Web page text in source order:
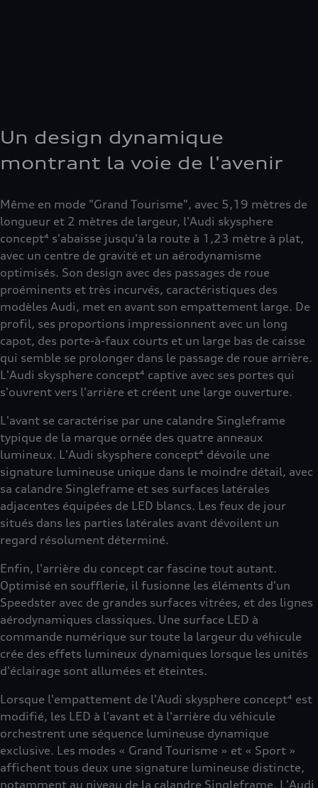
Un design dynamique
montrant la voie de l'avenir
Même en mode "Grand Tourisme", avec 5,19 mètres de
longueur et 2 mètres de largeur, l'Audi skysphere
concept⁴ s'abaisse jusqu'à la route à 1,23 mètre à plat,
avec un centre de gravité et un aérodynamisme
optimisés. Son design avec des passages de roue
proéminents et très incurvés, caractéristiques des
modèles Audi, met en avant son empattement large. De
profil, ses proportions impressionnent avec un long
capot, des porte-à-faux courts et un large bas de caisse
qui semble se prolonger dans le passage de roue arrière.
L'Audi skysphere concept⁴ captive avec ses portes qui
s'ouvrent vers l'arrière et créent une large ouverture.
L'avant se caractérise par une calandre Singleframe
typique de la marque ornée des quatre anneaux
lumineux. L'Audi skysphere concept⁴ dévoile une
signature lumineuse unique dans le moindre détail, avec
sa calandre Singleframe et ses surfaces latérales
adjacentes équipées de LED blancs. Les feux de jour
situés dans les parties latérales avant dévoilent un
regard résolument déterminé.
Enfin, l'arrière du concept car fascine tout autant.
Optimisé en soufflerie, il fusionne les éléments d'un
Speedster avec de grandes surfaces vitrées, et des lignes
aérodynamiques classiques. Une surface LED à
commande numérique sur toute la largeur du véhicule
crée des effets lumineux dynamiques lorsque les unités
d'éclairage sont allumées et éteintes.
Lorsque l'empattement de l'Audi skysphere concept⁴ est
modifié, les LED à l'avant et à l'arrière du véhicule
orchestrent une séquence lumineuse dynamique
exclusive. Les modes « Grand Tourisme » et « Sport »
affichent tous deux une signature lumineuse distincte,
notamment au niveau de la calandre Singleframe. L'Audi